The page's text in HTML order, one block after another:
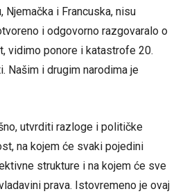
i Francuska, nisu
i odgovorno razgovaralo o
vidimo ponore i katastrofe 20.
Našim i drugim narodima je
utvrditi razloge i političke
na kojem će svaki pojedini
strukture i na kojem će sve
prava. Istovremeno je ovaj